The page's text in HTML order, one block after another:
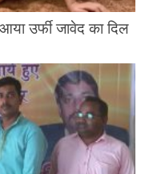
उर्फी जावेद का दिल